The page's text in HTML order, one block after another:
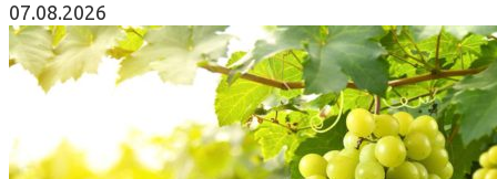
07.08.2026